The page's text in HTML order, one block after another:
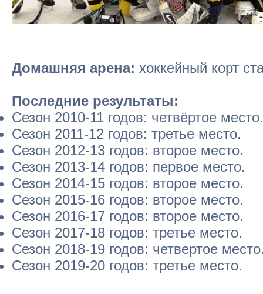
Домашняя арена: хоккейный корт
Последние результаты:
Сезон 2010-11 годов: четвёртое место.
Сезон 2011-12 годов: третье место.
Сезон 2012-13 годов: второе место.
Сезон 2013-14 годов: первое место.
Сезон 2014-15 годов: второе место.
Сезон 2015-16 годов: второе место.
Сезон 2016-17 годов: второе место.
Сезон 2017-18 годов: третье место.
Сезон 2018-19 годов: четвертое
Сезон 2019-20 годов: третье место.